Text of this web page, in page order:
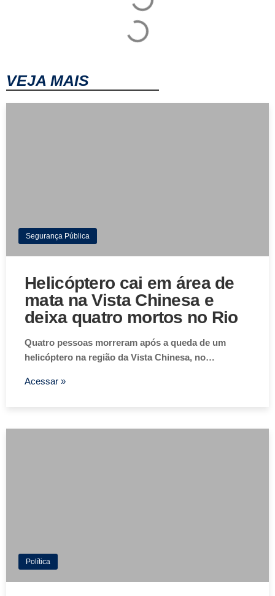
VEJA MAIS
Segurança Pública
Helicóptero cai em área de
mata na Vista Chinesa e
deixa quatro mortos no Rio
Quatro pessoas morreram após a queda de um
helicóptero na região da Vista Chinesa, no…
Acessar »
Política